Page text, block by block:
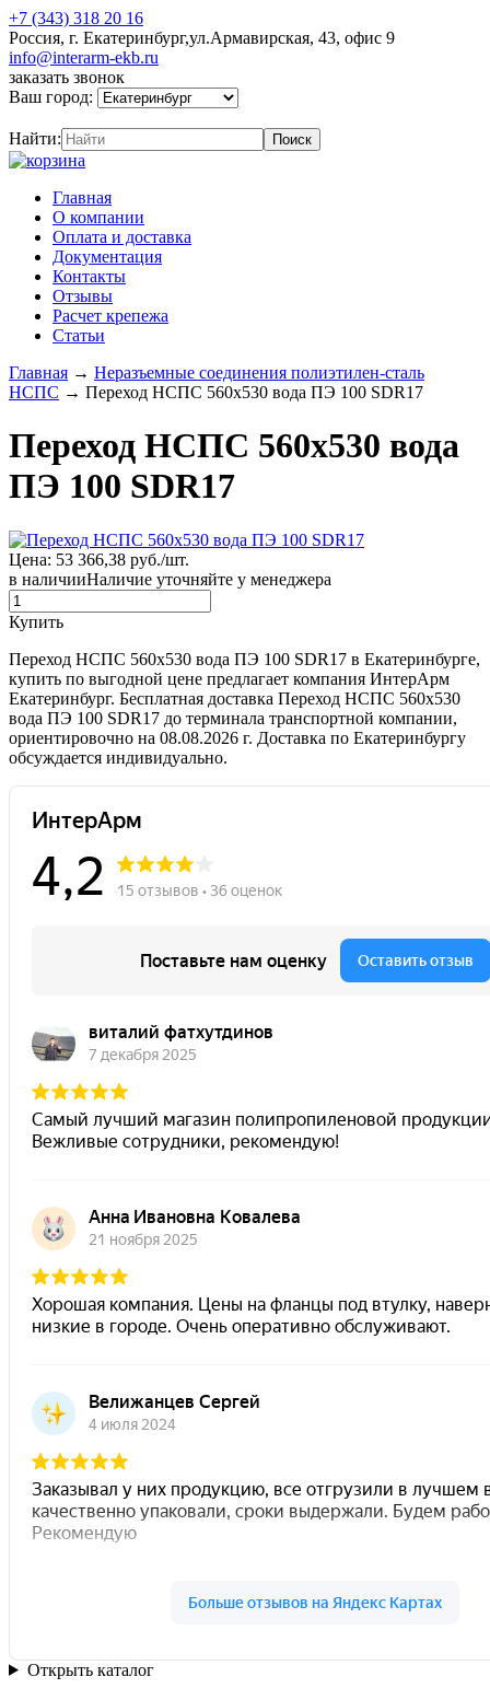
+7 (343) 318 20 16
Россия, г. Екатеринбург,ул.Армавирская, 43, офис 9
info@interarm-ekb.ru
заказать звонок
Ваш город:
Найти:
Главная
О компании
Оплата и доставка
Документация
Контакты
Отзывы
Расчет крепежа
Статьи
Главная → Неразъемные соединения полиэтилен-сталь
НСПС → Переход НСПС 560х530 вода ПЭ 100 SDR17
Переход НСПС 560х530 вода
ПЭ 100 SDR17
Цена: 53 366,38 руб./шт.
в наличииНаличие уточняйте у менеджера
Купить
Переход НСПС 560х530 вода ПЭ 100 SDR17 в Екатеринбурге,
купить по выгодной цене предлагает компания ИнтерАрм
Екатеринбург. Бесплатная доставка Переход НСПС 560х530
вода ПЭ 100 SDR17 до терминала транспортной компании,
ориентировочно на 08.08.2026 г. Доставка по Екатеринбургу
обсуждается индивидуально.
Открыть каталог